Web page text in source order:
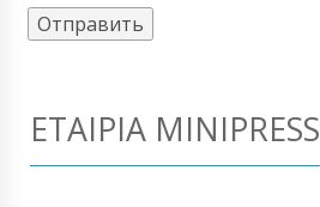
ΕΤΑΙΡΊΑ MINIPRESS